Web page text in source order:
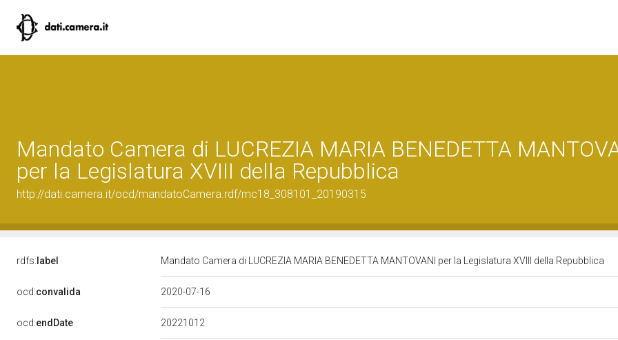
Mandato Camera di LUCREZIA MARIA BENEDETTA
per la Legislatura XVIII della Repubblica
http://dati.camera.it/ocd/mandatoCamera.rdf/mc18_308101_20190315
rdfs: label Mandato Camera di LUCREZIA MARIA BENEDETTA MANTOVANI per la Legislatura XVIII della Repubblica
ocd:convalida 2020-07-16
ocd:endDate 20221012